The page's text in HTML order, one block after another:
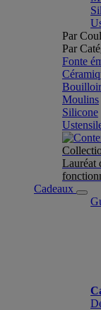
Par
Par
Fonte
Moulins
Silicone
Lauréat
Cadeaux